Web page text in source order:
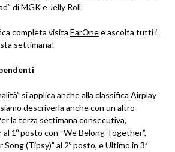
di MGK e Jelly Roll.
completa visita EarOnee ascolta tutti i
settimana!
si applica anche alla classifica Airplay
descriverla anche con un altro
la terza settimana consecutiva,
1º posto con “We Belong Together”,
Song (Tipsy)” al 2º posto, e Ultimo in 3ª